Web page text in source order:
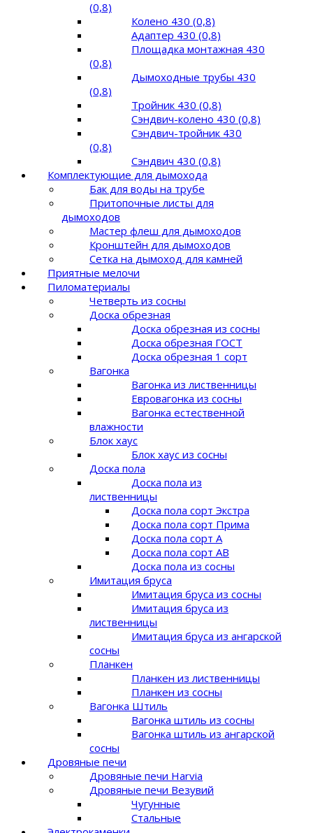
(0,8)
Колено 430 (0,8)
Адаптер 430 (0,8)
Площадка монтажная 430
(0,8)
Дымоходные трубы 430
(0,8)
Тройник 430 (0,8)
Сэндвич-колено 430 (0,8)
Сэндвич-тройник 430
(0,8)
Сэндвич 430 (0,8)
Комплектующие для дымохода
Бак для воды на трубе
Притопочные листы для
дымоходов
Мастер флеш для дымоходов
Кронштейн для дымоходов
Сетка на дымоход для камней
Приятные мелочи
Пиломатериалы
Четверть из сосны
Доска обрезная
Доска обрезная из сосны
Доска обрезная ГОСТ
Доска обрезная 1 сорт
Вагонка
Вагонка из лиственницы
Евровагонка из сосны
Вагонка естественной
влажности
Блок хаус
Блок хаус из сосны
Доска пола
Доска пола из
лиственницы
Доска пола сорт Экстра
Доска пола сорт Прима
Доска пола сорт A
Доска пола сорт AB
Доска пола из сосны
Имитация бруса
Имитация бруса из сосны
Имитация бруса из
лиственницы
Имитация бруса из ангарской
сосны
Планкен
Планкен из лиственницы
Планкен из сосны
Вагонка Штиль
Вагонка штиль из сосны
Вагонка штиль из ангарской
сосны
Дровяные печи
Дровяные печи Harvia
Дровяные печи Везувий
Чугунные
Стальные